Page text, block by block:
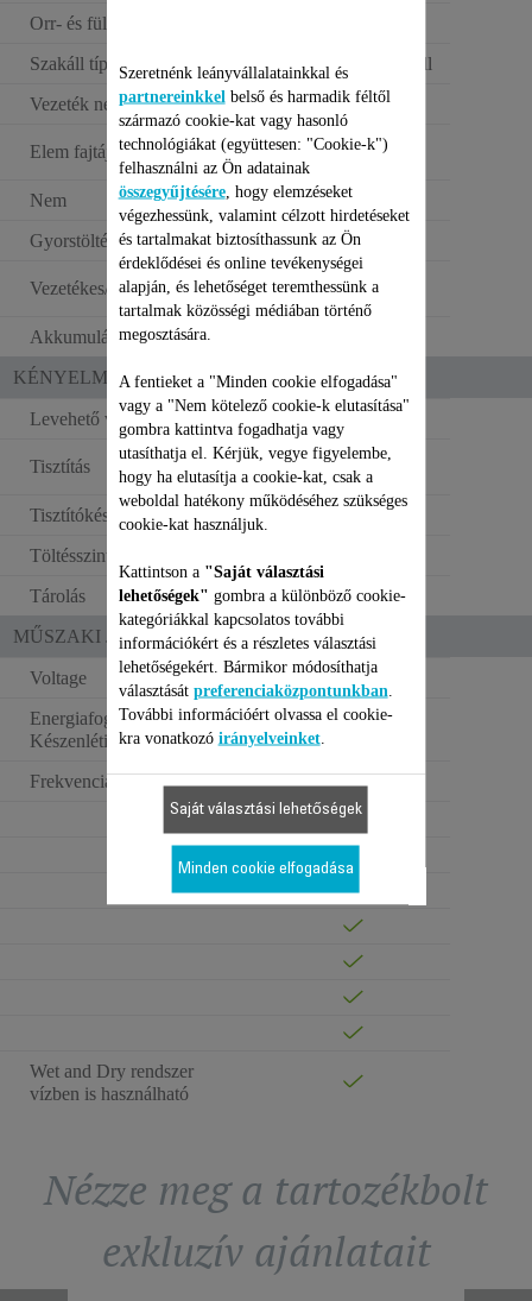
Orr- és fülszőrvágó
Szakáll típusa
Három napos szakáll
Vezeték nélküli működés
120 perc
Elem fajtája
Erőteljes hosszú
időtartamú(Li-Ion)
Nem
Férfi
Gyorstöltés
Vezetékes/vezetéknélküli
Vezeték nélküli
használat
Akkumulátor típusa
KÉNYELMI FUNKCIÓK
Levehető vágófej
Tisztítás
Teljes mértékben
mosható
Tisztítókészlet
Olaj + kefe
Töltésszint-jelző
Tárolás
Tárolótáska
MŰSZAKI JELLEMZŐK
Voltage
100–240 V
Energiafogyasztás -
Készenléti állapot (W)
Frekvencia 50/60 Hz
Wet and Dry rendszer
vízben is használható
Nézze meg a tartozékbolt
exkluzív ajánlatait
Szeretnénk leányvállalatainkkal és
partnereinkkel belső és harmadik féltől
származó cookie-kat vagy hasonló
technológiákat (együttesen: "Cookie-k")
felhasználni az Ön adatainak
összegyűjtésére, hogy elemzéseket
végezhessünk, valamint célzott hirdetéseket
és tartalmakat biztosíthassunk az Ön
érdeklődései és online tevékenységei
alapján, és lehetőséget teremthessünk a
tartalmak közösségi médiában történő
megosztására.
A fentieket a "Minden cookie elfogadása"
vagy a "Nem kötelező cookie-k elutasítása"
gombra kattintva fogadhatja vagy
utasíthatja el. Kérjük, vegye figyelembe,
hogy ha elutasítja a cookie-kat, csak a
weboldal hatékony működéséhez szükséges
cookie-kat használjuk.
Kattintson a "Saját választási
lehetőségek" gombra a különböző cookie-
kategóriákkal kapcsolatos további
információkért és a részletes választási
lehetőségekért. Bármikor módosíthatja
választását preferenciaközpontunkban
További információért olvassa el cookie-
kra vonatkozó irányelveinket.
Saját választási lehetőségek
Minden cookie elfogadása